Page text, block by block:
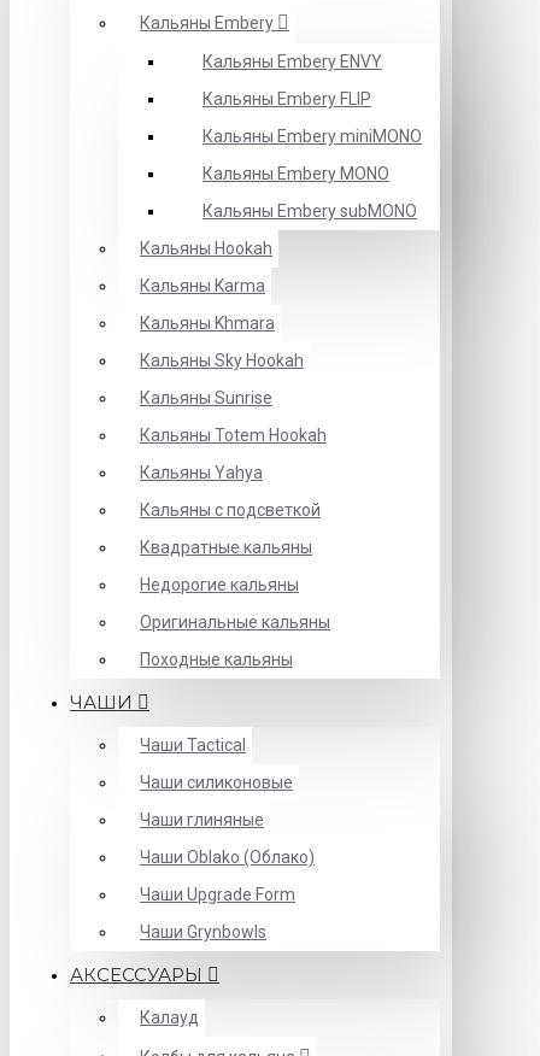
Кальяны Embery
Кальяны Embery ENVY
Кальяны Embery FLIP
Кальяны Embery miniMONO
Кальяны Embery MONO
Кальяны Embery subMONO
Кальяны Hookah
Кальяны Karma
Кальяны Khmara
Кальяны Sky Hookah
Кальяны Sunrise
Кальяны Totem Hookah
Кальяны Yahya
Кальяны с подсветкой
Квадратные кальяны
Недорогие кальяны
Оригинальные кальяны
Походные кальяны
ЧАШИ
Чаши Tactical
Чаши силиконовые
Чаши глиняные
Чаши Oblako (Облако)
Чаши Upgrade Form
Чаши Grynbowls
АКСЕССУАРЫ
Калауд